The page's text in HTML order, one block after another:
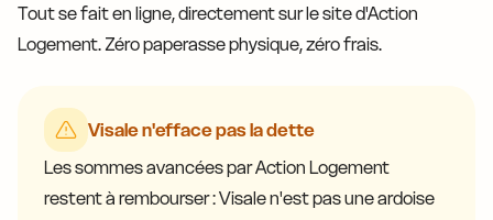
Tout se fait en ligne, directement sur le site d'Action
Logement. Zéro paperasse physique, zéro frais.
Visale n'efface pas la dette
Les sommes avancées par Action Logement
restent à rembourser : Visale n'est pas une ardoise